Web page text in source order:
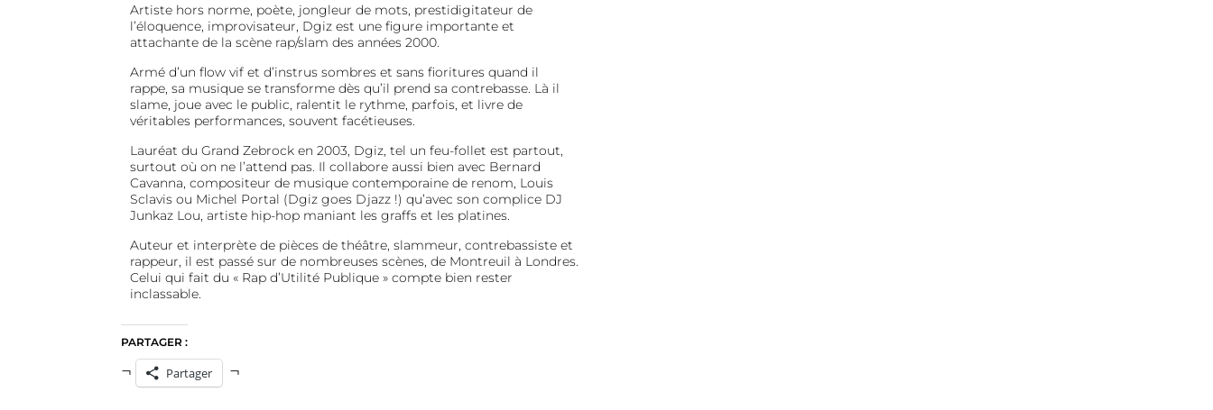
Artiste hors norme, poète, jongleur de mots, prestidigitateur de
l’éloquence, improvisateur, Dgiz est une figure importante et
attachante de la scène rap/slam des années 2000.
Armé d’un flow vif et d’instrus sombres et sans fioritures quand il
rappe, sa musique se transforme dès qu’il prend sa contrebasse. Là il
slame, joue avec le public, ralentit le rythme, parfois, et livre de
véritables performances, souvent facétieuses.
Lauréat du Grand Zebrock en 2003, Dgiz, tel un feu-follet est partout,
surtout où on ne l’attend pas. Il collabore aussi bien avec Bernard
Cavanna, compositeur de musique contemporaine de renom, Louis
Sclavis ou Michel Portal (Dgiz goes Djazz !) qu’avec son complice DJ
Junkaz Lou, artiste hip-hop maniant les graffs et les platines.
Auteur et interprète de pièces de théâtre, slammeur, contrebassiste et
rappeur, il est passé sur de nombreuses scènes, de Montreuil à Londres.
Celui qui fait du « Rap d’Utilité Publique » compte bien rester
inclassable.
PARTAGER :
Partager